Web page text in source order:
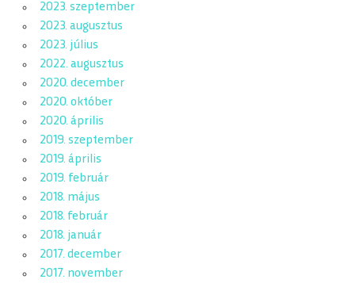
2023. szeptember
2023. augusztus
2023. július
2022. augusztus
2020. december
2020. október
2020. április
2019. szeptember
2019. április
2019. február
2018. május
2018. február
2018. január
2017. december
2017. november